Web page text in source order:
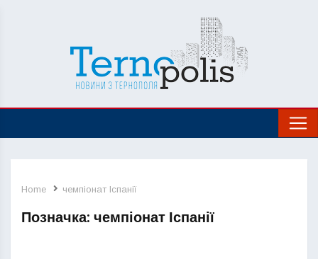
Home чемпіонат Іспанії
Позначка: чемпіонат Іспанії